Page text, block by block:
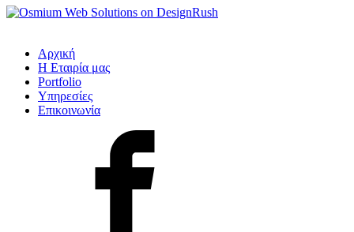
Αρχική
Η Εταιρία μας
Portfolio
Υπηρεσίες
Επικοινωνία